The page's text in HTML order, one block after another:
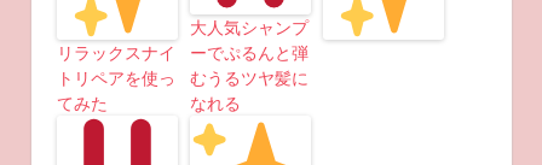
リラックスナイ
トリペアを使っ
てみた
大人気シャンプ
ーでぷるんと弾
むうるツヤ髪に
なれる